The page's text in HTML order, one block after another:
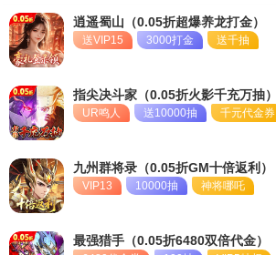
永久单日累充活动
称号定制活动
逍遥蜀山（0.05折超爆养龙打金）
送VIP15 3000打金 送千抽
指尖决斗家（0.05折火影千充万抽）
UR鸣人 送10000抽 千元代金券
九州群将录（0.05折GM十倍返利）
VIP13 10000抽 神将哪吒
最强猎手（0.05折6480双倍代金）